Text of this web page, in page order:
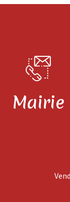
Mairie